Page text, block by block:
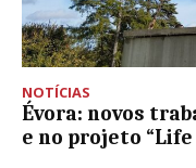
NOTÍCIAS
Évora: novos
e no projeto “Life